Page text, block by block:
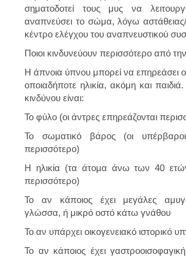
σηματοδοτεί τους μυς να
αναπνεύσει το σώμα, λόγω
κέντρο ελέγχου του αναπνευστικού
Ποιοι κινδυνεύουν περισσότερο από
Η άπνοια ύπνου μπορεί να επηρεάσει
οποιαδήποτε ηλικία, ακόμη και
κινδύνου είναι:
Το φύλο (οι άντρες επηρεάζονται
Το σωματικό βάρος (οι υπέρβαροι
περισσότερο)
Η ηλικία (τα άτομα άνω των 40
περισσότερο)
Το αν κάποιος έχει μεγάλες
γλώσσα, ή μικρό οστό κάτω γνάθου
Το αν υπάρχει οικογενειακό ιστορικό
Το αν κάποιος έχει